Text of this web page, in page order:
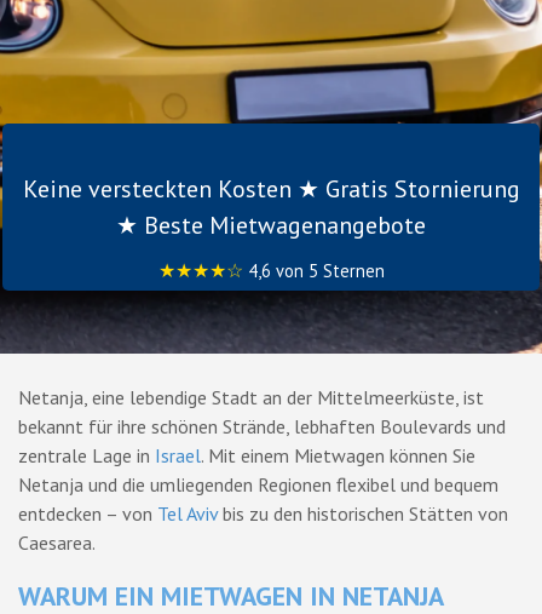
Keine versteckten Kosten ★ Gratis Stornierung
★ Beste Mietwagenangebote
★★★★☆ 4,6 von 5 Sternen
Netanja, eine lebendige Stadt an der Mittelmeerküste, ist
bekannt für ihre schönen Strände, lebhaften Boulevards und
zentrale Lage in Israel. Mit einem Mietwagen können Sie
Netanja und die umliegenden Regionen flexibel und bequem
entdecken – von Tel Avivbis zu den historischen Stätten von
Caesarea.
WARUM EIN MIETWAGEN IN NETANJA